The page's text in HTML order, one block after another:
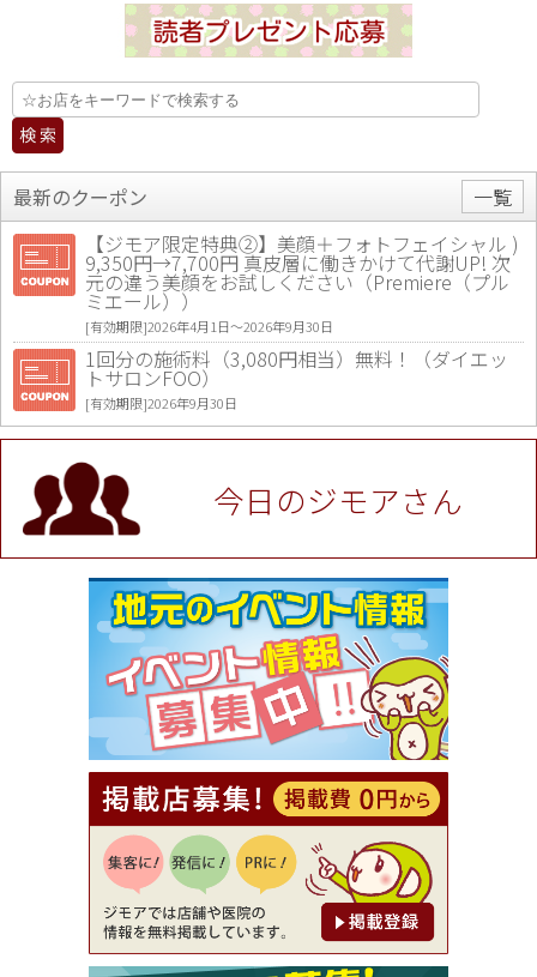
最新のクーポン
一覧
【ジモア限定特典②】美顔＋フォトフェイシャル )
9,350円→7,700円 真皮層に働きかけて代謝UP! 次
元の違う美顔をお試しください（Premiere（プル
ミエール））
[有効期限]2026年4月1日〜2026年9月30日
1回分の施術料（3,080円相当）無料！（ダイエッ
トサロンFOO）
[有効期限]2026年9月30日
値段提示後「ジモア見た」で更に買い取り金額 U
P！※チケットと新品商品は除く（大黒屋 高田馬場
駅前店）
[有効期限]2026年9月30日
★ジモア限定特典★ お会計より全品5％OFF（ナチ
ュラル＆ハンドメイドショップ［マキマキ］）
[有効期限]2026年9月30日まで
【ジモア限定①】初回割引 特価 VIO脱毛11,000円
⇒8,800円（メンズ専門ワックス脱毛サロン Mickle
（ミックル））
[有効期限]2026年9月30日
【ジモア読者特典2】コース 3,500円→3,000円（料
理5品+2時間飲み放題）（創作イタリアン Pia Cu
ore（ピアクオーレ））
[有効期限]2026年9月30日
【ジモア読者特典1】料理全品20％OFF ※18時以
降（創作イタリアン Pia Cuore（ピアクオーレ））
[有効期限]2026年9月30日
【ジモア限定②】初回割引 特価 鼻毛脱毛 半額 2,2
00円⇒1,100円（メンズ専門ワックス脱毛サロン Mi
ckle（ミックル））
[有効期限]2026年9月30日
今日のジモアさん